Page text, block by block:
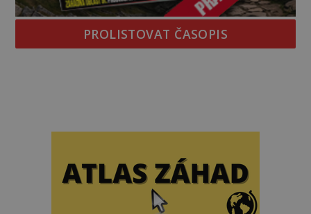
PROLISTOVAT ČASOPIS